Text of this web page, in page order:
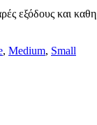
εξόδους και
, Medium, Small